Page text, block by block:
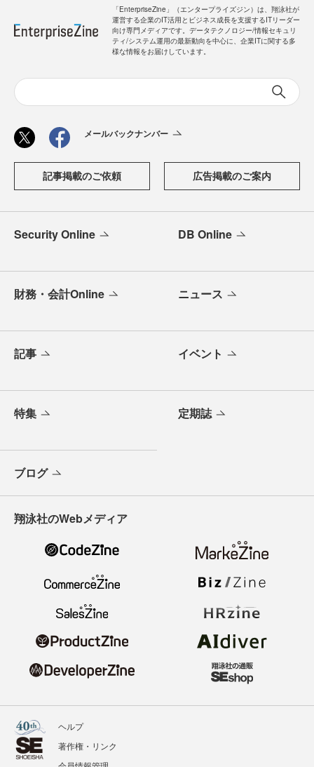
「EnterpriseZine」（エンタープライズジン）は、翔泳社が
運営する企業のIT活用とビジネス成長を支援するITリーダー
向け専門メディアです。データテクノロジー/情報セキュリ
ティ/システム運用の最新動向を中心に、企業ITに関する多
様な情報をお届けしています。
メールバックナンバー
記事掲載のご依頼 広告掲載のご案内
Security Online DB Online
財務・会計Online ニュース
記事 イベント
特集 定期誌
ブログ
翔泳社のWebメディア
ヘルプ
著作権・リンク